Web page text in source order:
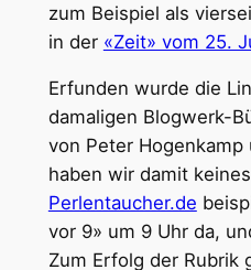
zum Beispiel als
in der «Zeit» vom 25.
Erfunden wurde die
damaligen Blogwerk-
von Peter Hogenkamp
haben wir damit
Perlentaucher.de
vor 9» um 9 Uhr da,
Zum Erfolg der